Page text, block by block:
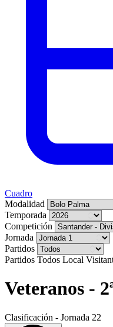
Cuadro
Modalidad
Temporada
Competición
Jornada
Partidos
Partidos Todos Local
Veteranos -
Clasificación - Jornada 22